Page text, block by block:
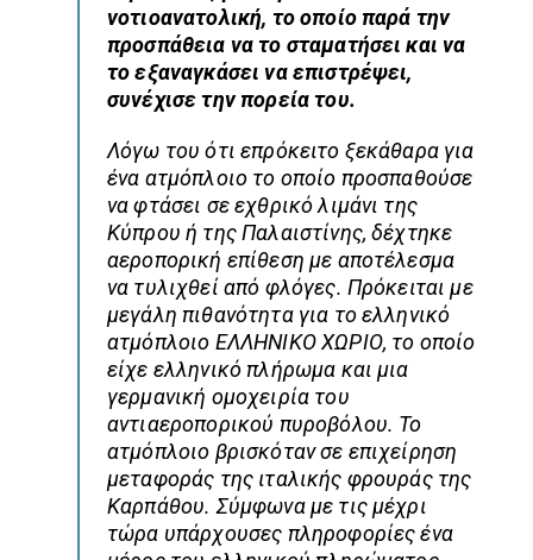
νοτιοανατολική, το οποίο παρά την
προσπάθεια να το σταματήσει και να
το εξαναγκάσει να επιστρέψει,
συνέχισε την πορεία του.
Λόγω του ότι επρόκειτο ξεκάθαρα για
ένα ατμόπλοιο το οποίο προσπαθούσε
να φτάσει σε εχθρικό λιμάνι της
Κύπρου ή της Παλαιστίνης, δέχτηκε
αεροπορική επίθεση με αποτέλεσμα
να τυλιχθεί από φλόγες. Πρόκειται με
μεγάλη πιθανότητα για το ελληνικό
ατμόπλοιο ΕΛΛΗΝΙΚΟ ΧΩΡΙΟ, το οποίο
είχε ελληνικό πλήρωμα και μια
γερμανική ομοχειρία του
αντιαεροπορικού πυροβόλου. Το
ατμόπλοιο βρισκόταν σε επιχείρηση
μεταφοράς της ιταλικής φρουράς της
Καρπάθου. Σύμφωνα με τις μέχρι
τώρα υπάρχουσες πληροφορίες ένα